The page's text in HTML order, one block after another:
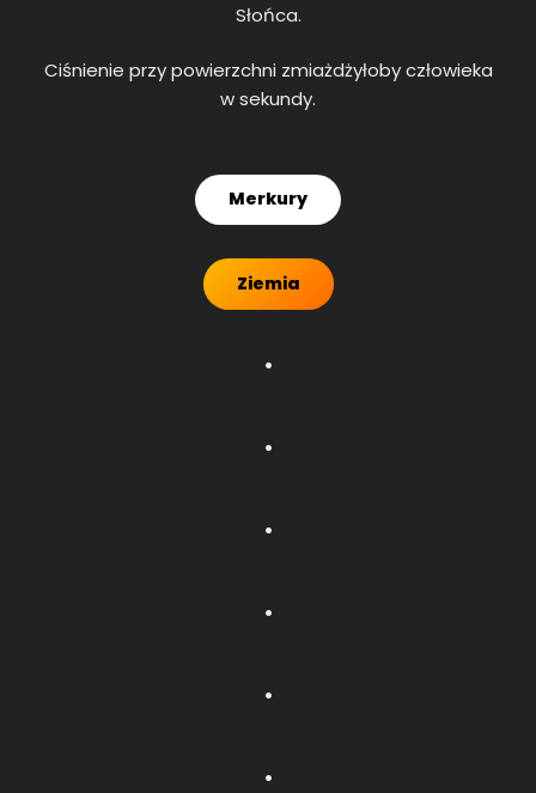
Słońca.
Ciśnienie przy powierzchni zmiażdżyłoby człowieka
w sekundy.
Merkury
Ziemia
.
.
.
.
.
.